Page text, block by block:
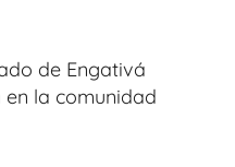
de Engativá
la comunidad